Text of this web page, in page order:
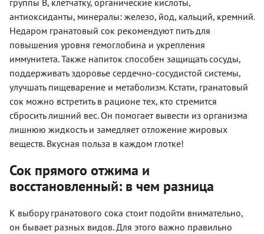
антиоксиданты, минералы: железо, йод, кальций, кремний.
Недаром гранатовый сок рекомендуют пить для
повышения уровня гемоглобина и укрепления
иммунитета. Также напиток способен защищать сосуды,
поддерживать здоровье сердечно-сосудистой системы,
улучшать пищеварение и метаболизм. Кстати, гранатовый
сок можно встретить в рационе тех, кто стремится
сбросить лишний вес. Он помогает вывести из организма
лишнюю жидкость и замедляет отложение жировых
веществ. Вкусная польза в каждом глотке!
Сок прямого отжима и
восстановленный: в чем разница
К выбору гранатового сока стоит подойти внимательно,
он бывает разных видов. Для этого важно правильно